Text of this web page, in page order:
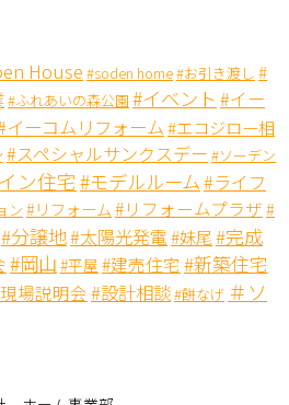
House #soden home#お引き渡し #
#ふれあいの森公園 #イベント #イー
イーコムリフォーム#エコジロー相
#スペシャルサンクスデー #ソーデン
ン住宅#モデルルーム#ライフ
ン #リフォーム#リフォームプラザ#
#分譲地#太陽光発電#妹尾#完成
#岡山 #平屋 #建売住宅 #新築住宅
場説明会#設計相談#餅なげ ＃ソ